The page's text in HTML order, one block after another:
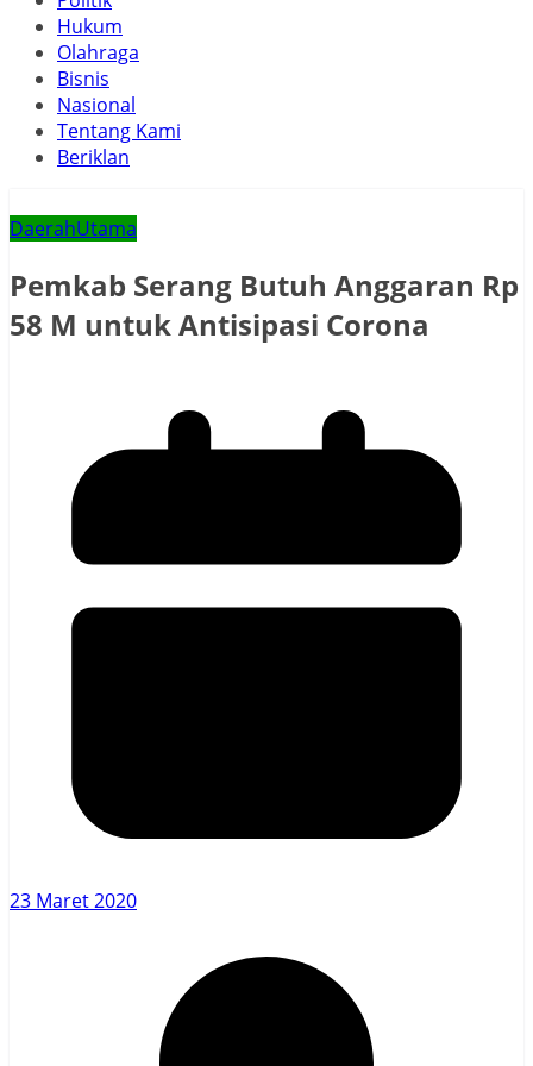
Hukum
Olahraga
Bisnis
Nasional
Tentang Kami
Beriklan
DaerahUtama
Pemkab Serang Butuh Anggaran Rp
58 M untuk Antisipasi Corona
23 Maret 2020